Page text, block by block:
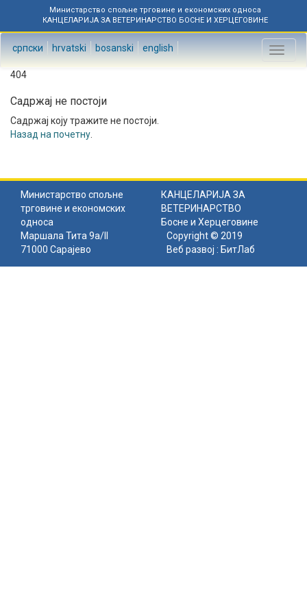
Министарство спољне трговине и економских односа
КАНЦЕЛАРИЈА ЗА ВЕТЕРИНАРСТВО БОСНЕ И ХЕРЦЕГОВИНЕ
српски hrvatski bosanski english
Toggle
404
Садржај не постоји
Садржај коју тражите не постоји.
Назад на почетну
Министарство спољне
трговине и економских
односа
КАНЦЕЛАРИЈА ЗА
ВЕТЕРИНАРСТВО
Босне и Херцеговине
Маршала Тита 9а/II
71000 Сарајево
Copyright © 2019
Веб развој : БитЛаб